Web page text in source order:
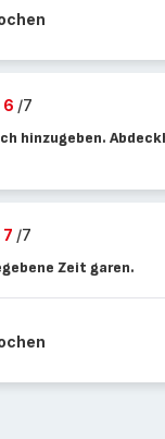
6 /7
hinzugeben.
/7
Zeit garen.